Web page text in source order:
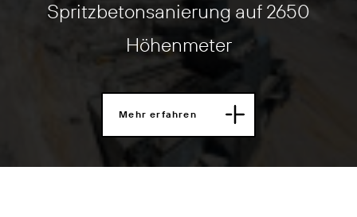
Spritzbetonsanierung auf 2650
Höhenmeter
Mehr erfahren